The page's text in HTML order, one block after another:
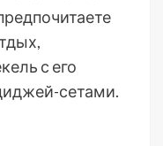
с его
сетами.